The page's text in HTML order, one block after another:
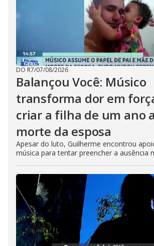
DO R7/07/08/2026
Balançou Você: Músico
transforma dor em
criar a filha de um ano
morte da esposa
Apesar do luto, Guilherme encontrou
música para tentar preencher a ausência